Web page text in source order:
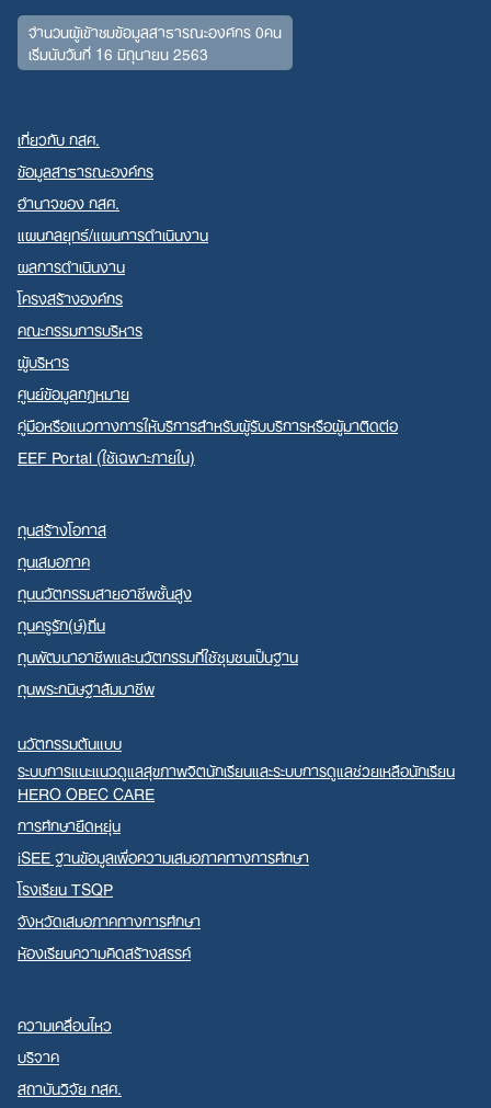
Search
for:
จำนวนผู้เข้าชมข้อมูลสาธารณะองค์กร 0คน
เริ่มนับวันที่ 16 มิถุนายน 2563
เกี่ยวกับ กสศ.
ข้อมูลสาธารณะองค์กร
อำนาจของ กสศ.
แผนกลยุทธ์/แผนการดำเนินงาน
ผลการดำเนินงาน
โครงสร้างองค์กร
คณะกรรมการบริหาร
ผู้บริหาร
ศูนย์ข้อมูลกฎหมาย
คู่มือหรือแนวทางการให้บริการสำหรับผู้รับบริการหรือผู้มาติดต่อ
EEF Portal (ใช้เฉพาะภายใน)
ทุนสร้างโอกาส
ทุนเสมอภาค
ทุนนวัตกรรมสายอาชีพชั้นสูง
ทุนครูรัก(ษ์)ถิ่น
ทุนพัฒนาอาชีพและนวัตกรรมที่ใช้ชุมชนเป็นฐาน
ทุนพระกนิษฐาสัมมาชีพ
นวัตกรรมต้นแบบ
ระบบการแนะแนวดูแลสุขภาพจิตนักเรียนและระบบการดูแลช่วยเหลือนักเรียน
HERO OBEC CARE
การศึกษายืดหยุ่น
iSEE ฐานข้อมูลเพื่อความเสมอภาคทางการศึกษา
โรงเรียน TSQP
จังหวัดเสมอภาคทางการศึกษา
ห้องเรียนความคิดสร้างสรรค์
ความเคลื่อนไหว
บริจาค
สถาบันวิจัย กสศ.